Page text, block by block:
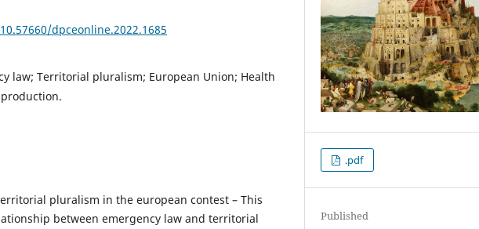
dpceonline.2022.1685
law; Territorial pluralism; European Union; Health
pluralism in the european contest – This
between emergency law and territorial
.pdf
Published